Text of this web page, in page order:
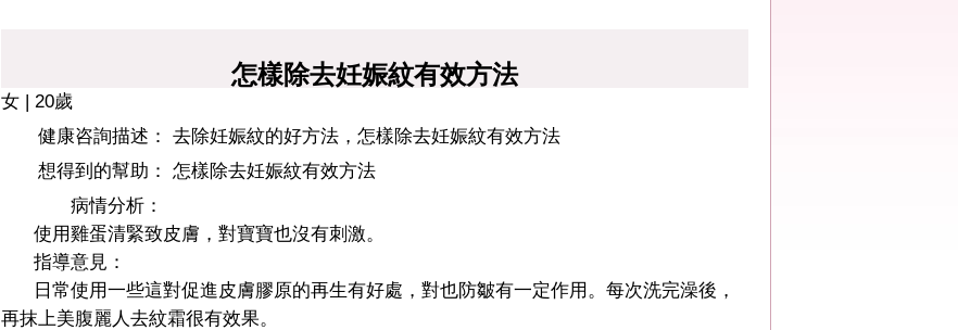
怎樣除去妊娠紋有效方法
女 | 20歲
健康咨詢描述： 去除妊娠紋的好方法，怎樣除去妊娠紋有效方法
想得到的幫助： 怎樣除去妊娠紋有效方法
病情分析：
使用雞蛋清緊致皮膚，對寶寶也沒有刺激。
指導意見：
日常使用一些這對促進皮膚膠原的再生有好處，對也防皺有一定作用。每次洗完澡後，
再抹上美腹麗人去紋霜很有效果。